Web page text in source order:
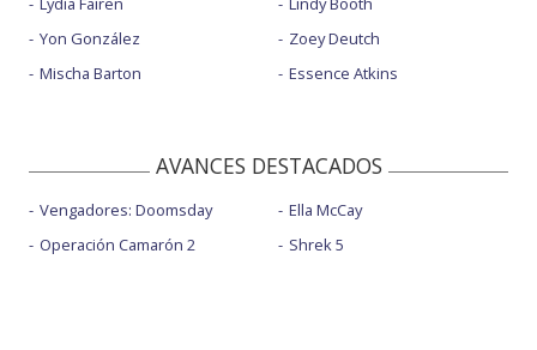
Yon González
Mischa Barton
Zoey Deutch
Essence Atkins
AVANCES DESTACADOS
Vengadores: Doomsday
Operación Camarón 2
Ella McCay
Shrek 5